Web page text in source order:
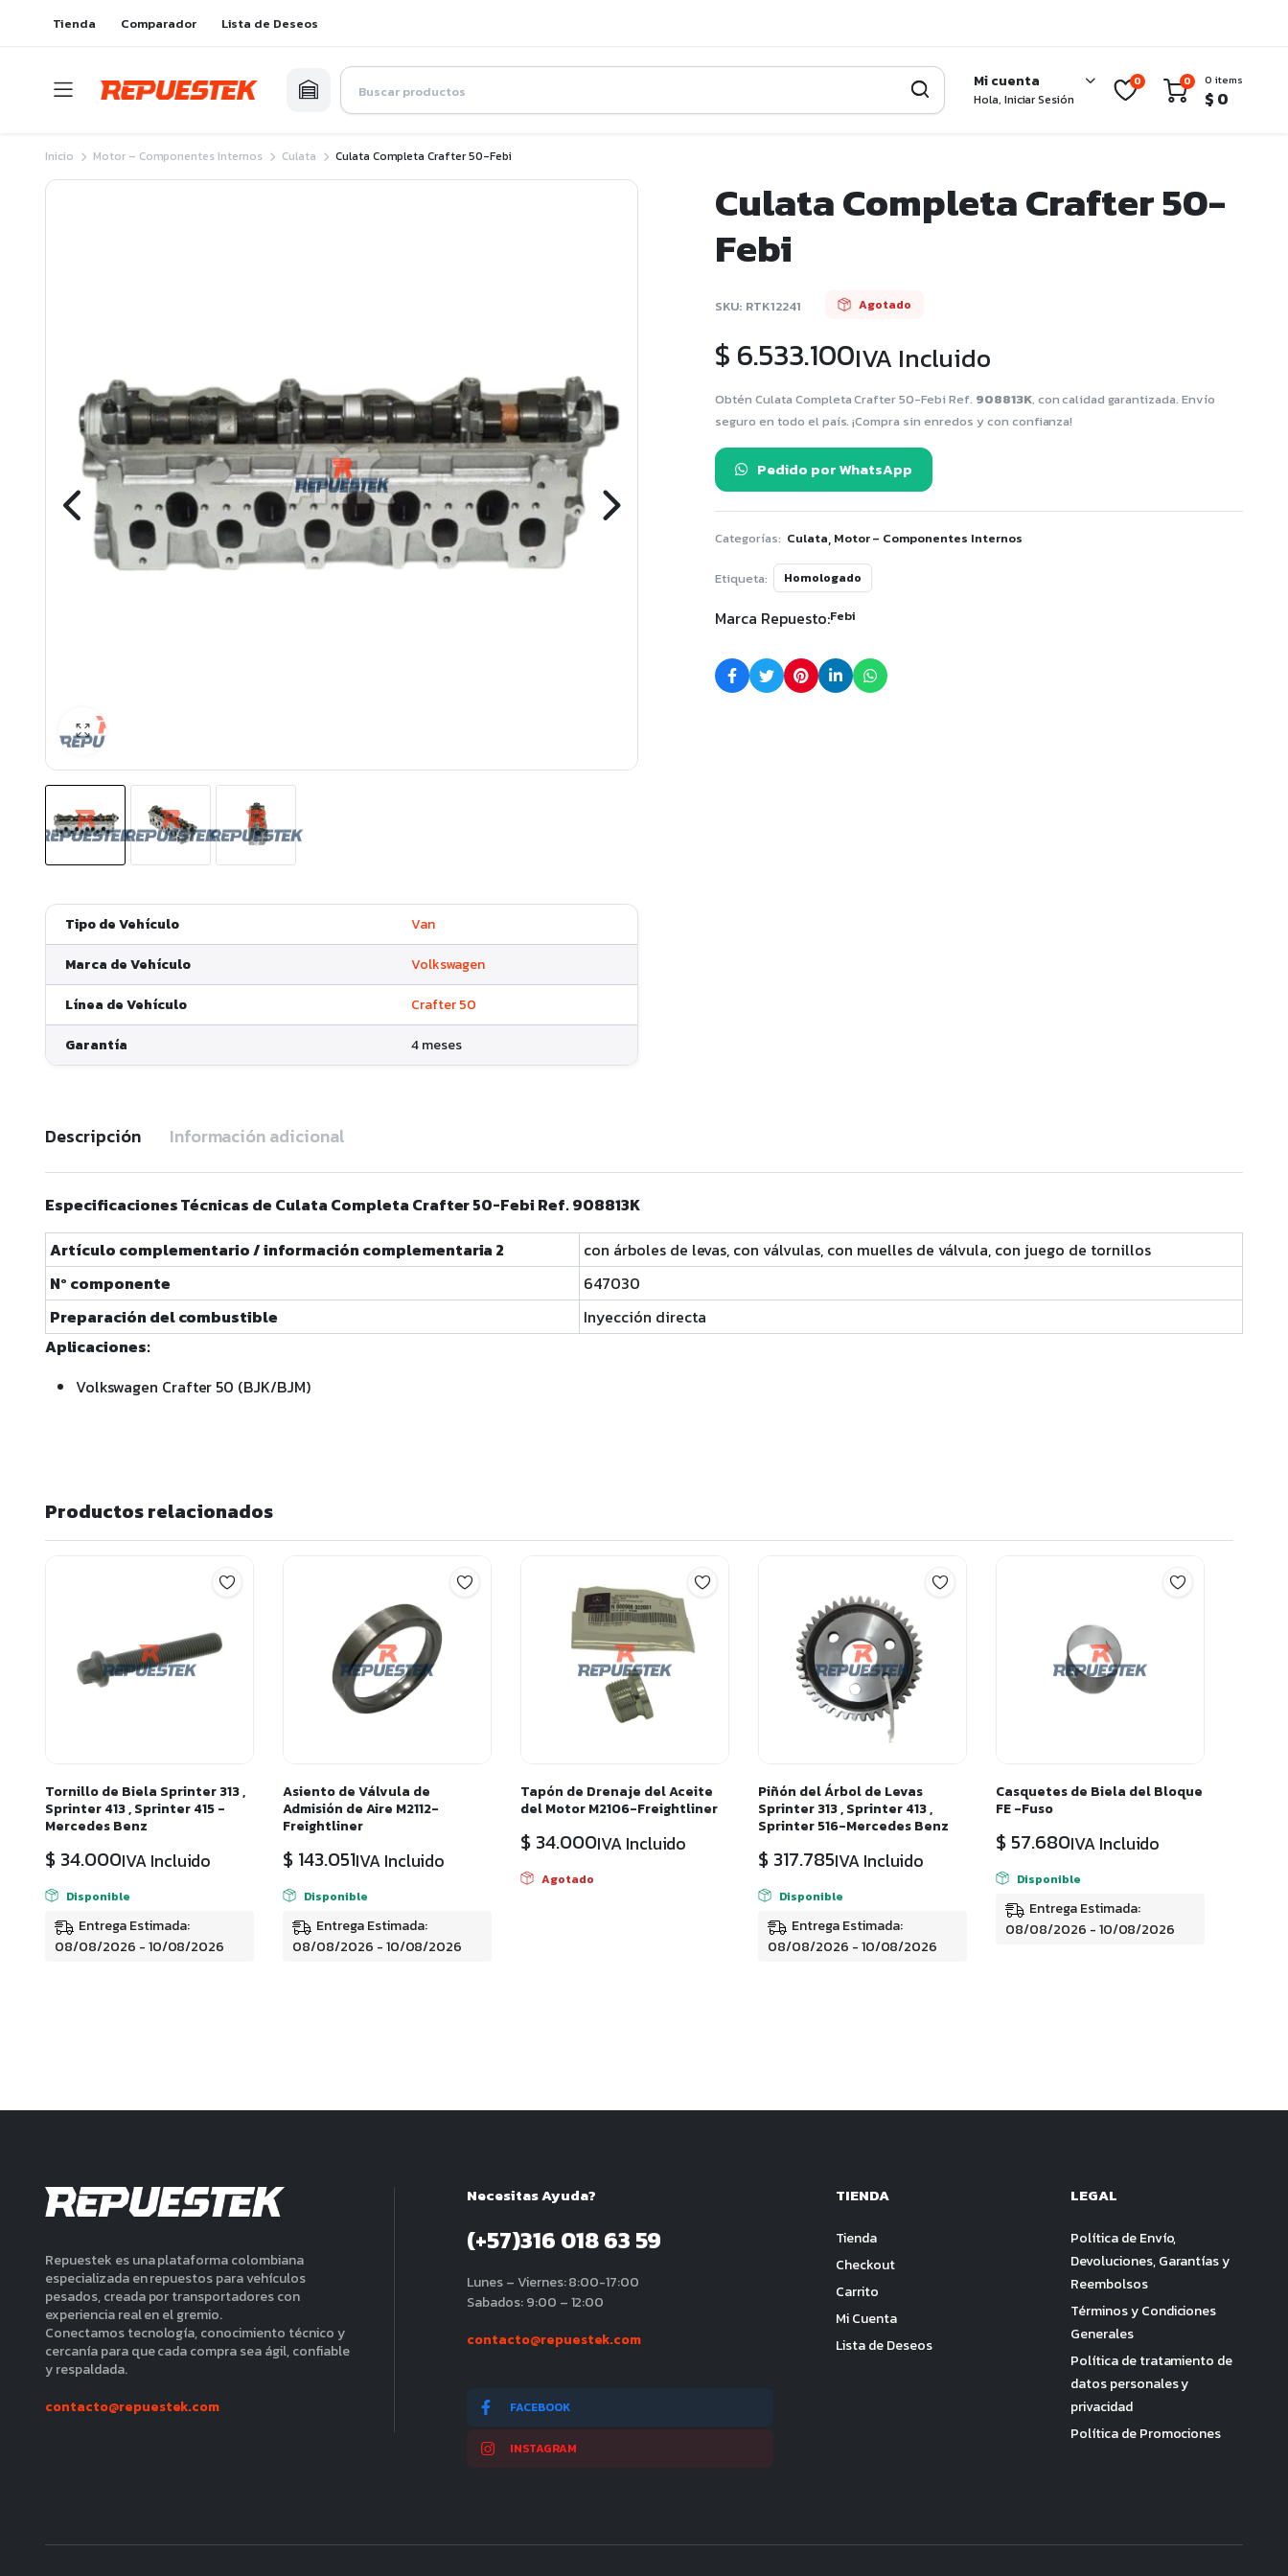
Tienda Comparador Lista de Deseos
Mi cuenta
Hola, Iniciar Sesión
0 0 0 items
$ 0
Inicio Motor – Componentes Internos Culata Culata Completa Crafter 50-Febi
Tipo de Vehículo
Van
Marca de Vehículo
Volkswagen
Línea de Vehículo
Crafter 50
Garantía
4 meses
Culata Completa Crafter 50-
Febi
SKU: RTK12241 Agotado
$ 6.533.100IVA Incluido
Obtén Culata Completa Crafter 50-Febi Ref. 908813K, con calidad garantizada. Envío
seguro en todo el país. ¡Compra sin enredos y con confianza!
Pedido por WhatsApp
Categorías: Culata, Motor – Componentes Internos
Etiqueta: Homologado
Marca Repuesto:Febi
Descripción Información adicional
Especificaciones Técnicas de Culata Completa Crafter 50-Febi Ref. 908813K
Artículo complementario / información complementaria 2
con árboles de levas, con válvulas, con muelles de válvula, con juego de tornillos
Nº componente
647030
Preparación del combustible
Inyección directa
Aplicaciones:
Volkswagen Crafter 50 (BJK/BJM)
Productos relacionados
Tornillo de Biela Sprinter 313 ,
Sprinter 413 , Sprinter 415 -
Mercedes Benz
$34.000IVA Incluido
Disponible
Entrega Estimada:
08/08/2026 - 10/08/2026
Asiento de Válvula de
Admisión de Aire M2112-
Freightliner
$143.051IVA Incluido
Disponible
Entrega Estimada:
08/08/2026 - 10/08/2026
Tapón de Drenaje del Aceite
del Motor M2106-Freightliner
$34.000IVA Incluido
Agotado
Piñón del Árbol de Levas
Sprinter 313 , Sprinter 413 ,
Sprinter 516-Mercedes Benz
$317.785IVA Incluido
Disponible
Entrega Estimada:
08/08/2026 - 10/08/2026
Casquetes de Biela del Bloque
FE -Fuso
$57.680IVA Incluido
Disponible
Entrega Estimada:
08/08/2026 - 10/08/2026
Repuestek es una plataforma colombiana
especializada en repuestos para vehículos
pesados, creada por transportadores con
experiencia real en el gremio.
Conectamos tecnología, conocimiento técnico y
cercanía para que cada compra sea ágil, confiable
y respaldada.
contacto@repuestek.com
Necesitas Ayuda?
(+57)316 018 63 59
Lunes – Viernes: 8:00-17:00
Sabados: 9:00 – 12:00
contacto@repuestek.com
FACEBOOK
INSTAGRAM
TIENDA
Tienda
Checkout
Carrito
Mi Cuenta
Lista de Deseos
LEGAL
Política de Envío,
Devoluciones, Garantías y
Reembolsos
Términos y Condiciones
Generales
Política de tratamiento de
datos personales y
privacidad
Política de Promociones